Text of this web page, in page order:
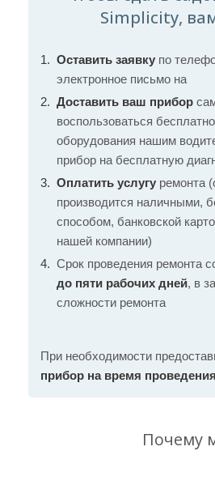
Simplicity,
Оставить заявку по
электронное письмо на
Доставить ваш прибор
воспользоваться
оборудования нашим
прибор на бесплатную
Оплатить услугу ремонта
производится наличными,
способом, банковской
нашей компании)
Срок проведения ремонта
до пяти рабочих дней, в
сложности ремонта
При необходимости
прибор на время
Почему